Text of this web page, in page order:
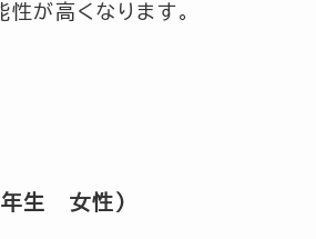
が高くなります。
生 女性）